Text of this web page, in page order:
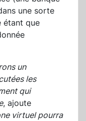
une sorte
étant que
un
les
qui
, ajoute
virtuel pourra